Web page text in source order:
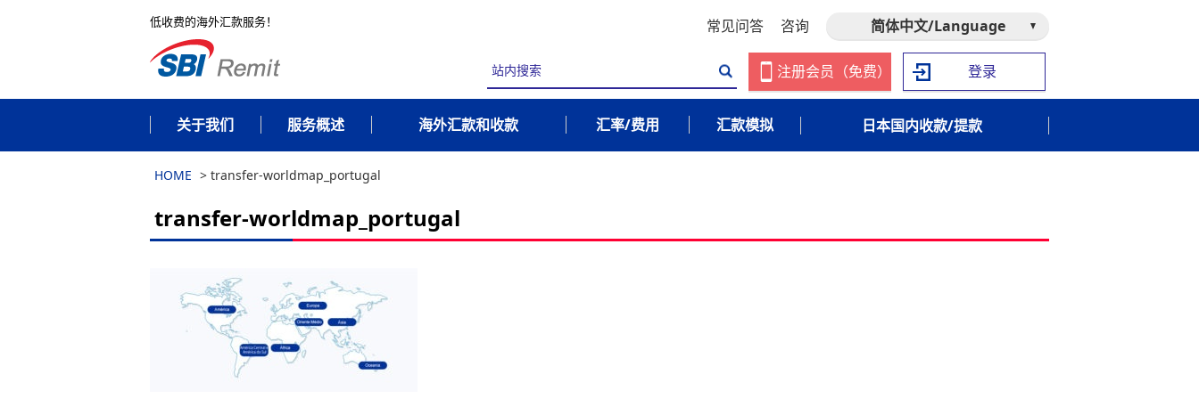
低收费的海外汇款服务！ 常见问答 咨询 简体中文/Language
注册会员（免费） 登录
关于我们 服务概述 海外汇款和收款 汇率/费用 汇款模拟 日本国内收款/提款
HOME > transfer-worldmap_portugal
transfer-worldmap_portugal